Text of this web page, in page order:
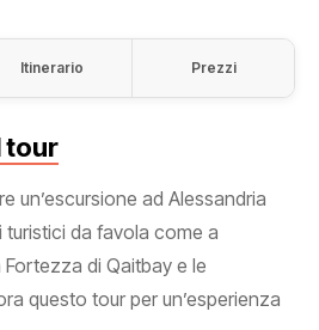
Itinerario Prezzi
tour
un’escursione ad Alessandria
turistici da favola come a
di Qaitbay e le
questo tour per un’esperienza